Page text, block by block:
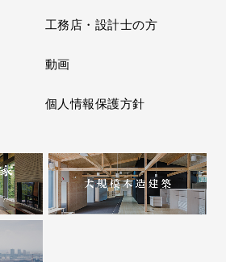
工務店・設計士の方
動画
個人情報保護方針